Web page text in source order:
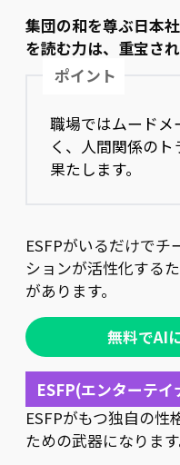
集団の和を尊ぶ日本
を読む力は、重宝され
ポイント
職場ではムードメ
く、人間関係の
果たします。
ESFPがいるだけで
ションが活性化する
があります。
無料でAI
ESFP(エンターテ
ESFPがもつ独自の
ための武器になります